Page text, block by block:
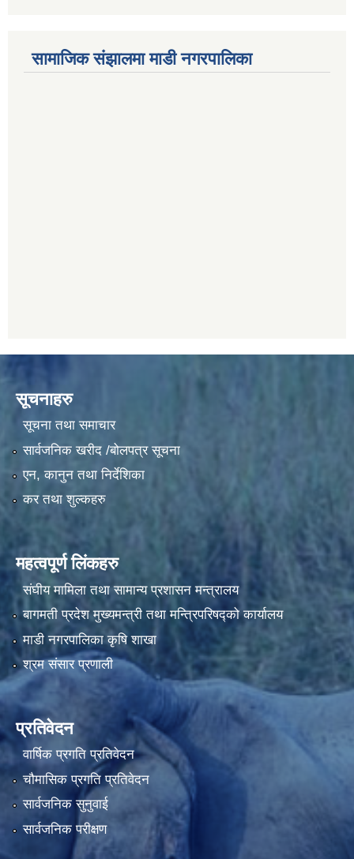
सामाजिक संझालमा माडी नगरपालिका
सूचनाहरु
सूचना तथा समाचार
सार्वजनिक खरीद /बोलपत्र सूचना
एन, कानुन तथा निर्देशिका
कर तथा शुल्कहरु
महत्वपूर्ण लिंकहरु
संघीय मामिला तथा सामान्य प्रशासन मन्त्रालय
बागमती प्रदेश मुख्यमन्त्री तथा मन्त्रिपरिषद्को कार्यालय
माडी नगरपालिका कृषि शाखा
श्रम संसार प्रणाली
प्रतिवेदन
वार्षिक प्रगति प्रतिवेदन
चौमासिक प्रगति प्रतिवेदन
सार्वजनिक सुनुवाई
सार्वजनिक परीक्षण